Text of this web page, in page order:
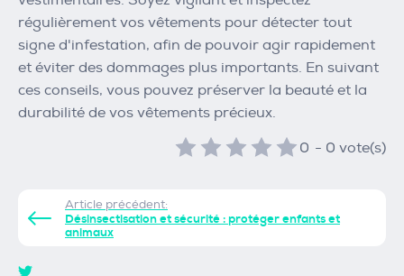
régulièrement vos vêtements pour détecter tout
signe d'infestation, afin de pouvoir agir rapidement
et éviter des dommages plus importants. En suivant
ces conseils, vous pouvez préserver la beauté et la
durabilité de vos vêtements précieux.
0 - 0 vote(s)
Article précédent:
Désinsectisation et sécurité : protéger enfants et
animaux